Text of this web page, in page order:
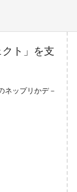
クト」を支
ネップリかデ－